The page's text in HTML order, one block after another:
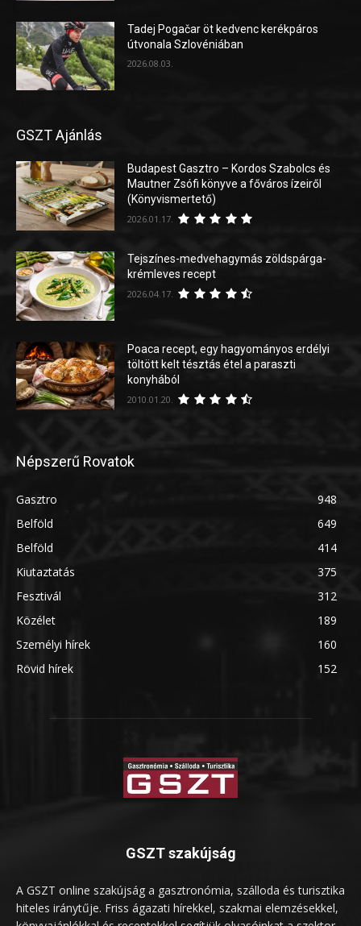
Tadej Pogačar öt kedvenc kerékpáros
útvonala Szlovéniában
2026.08.03.
GSZT Ajánlás
Budapest Gasztro – Kordos Szabolcs és
Mautner Zsófi könyve a főváros ízeiről
(Könyvismertető)
2026.01.17.
Tejszínes-medvehagymás zöldspárga-
krémleves recept
2026.04.17.
Poaca recept, egy hagyományos erdélyi
töltött kelt tésztás étel a paraszti
konyhából
2010.01.20.
Népszerű Rovatok
Gasztro
948
Belföld
649
Belföld
414
Kiutaztatás
375
Fesztivál
312
Közélet
189
Személyi hírek
160
Rövid hírek
152
GSZT szakújság
A GSZT online szakújság a gasztronómia, szálloda és turisztika
hiteles iránytűje. Friss ágazati hírekkel, szakmai elemzésekkel,